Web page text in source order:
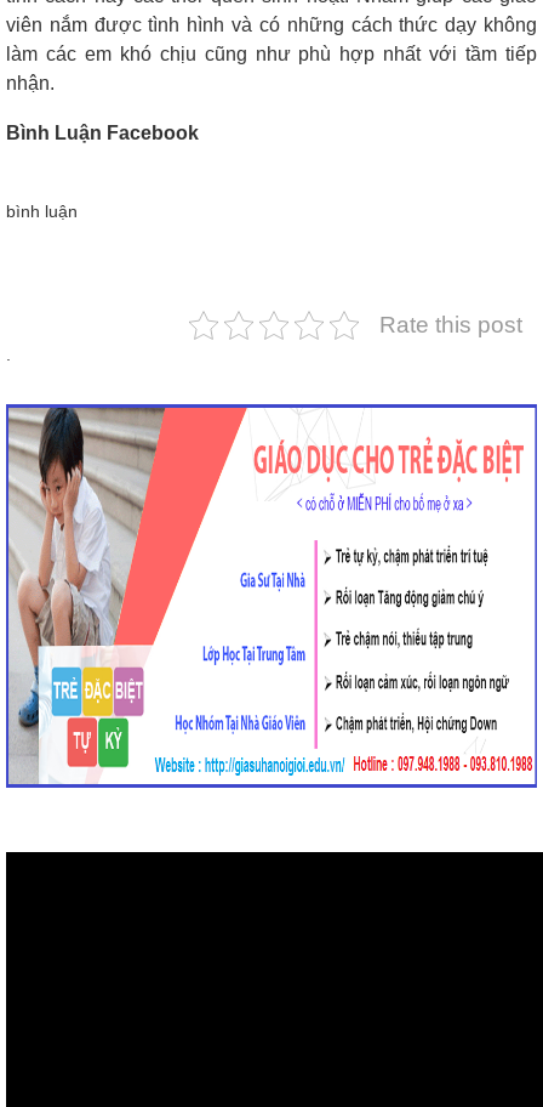
viên nắm được tình hình và có những cách thức dạy không
làm các em khó chịu cũng như phù hợp nhất với tầm tiếp
nhận.
Bình Luận Facebook
bình luận
Rate this post